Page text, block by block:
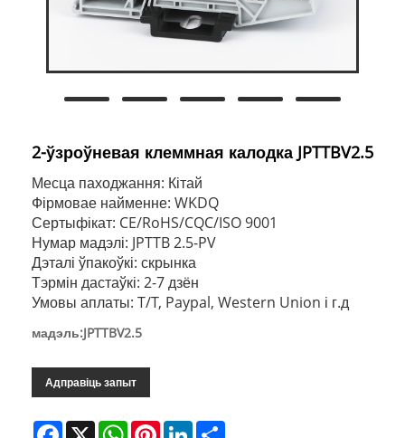
2-ўзроўневая клеммная калодка JPTTBV2.5
Месца паходжання: Кітай
Фірмовае найменне: WKDQ
Сертыфікат: CE/RoHS/CQC/ISO 9001
Нумар мадэлі: JPTTB 2.5-PV
Дэталі ўпакоўкі: скрынка
Тэрмін дастаўкі: 2-7 дзён
Умовы аплаты: T/T, Paypal, Western Union і г.д
мадэль:JPTTBV2.5
Адправіць запыт
Facebook
X WhatsAppPinterestLinkedIn